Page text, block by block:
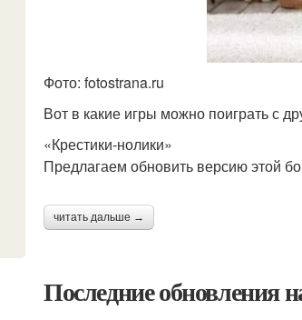
Фото: fotostrana.ru
Вот в какие игры можно поиграть с
«Крестики-нолики»
Предлагаем обновить версию этой
читать дальше →
Последние обновления